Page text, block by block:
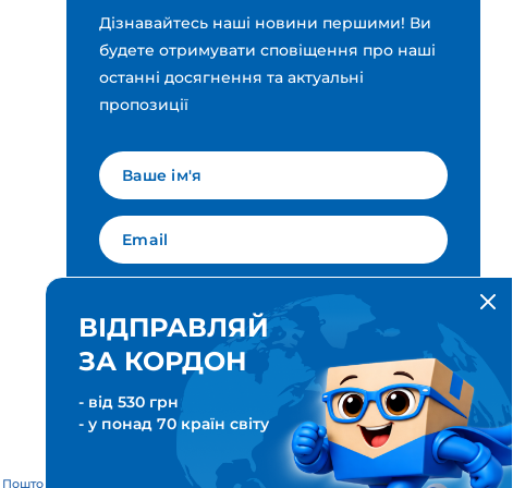
Дізнавайтесь наші новини першими! Ви
будете отримувати сповіщення про наші
останні досягнення та актуальні
пропозиції
Мова для вашої розсилки Українська
ПІДПИСАТИСЯ
Поштові & Транспортні послуги. Всі права захищені. Meest ПОШТА®
ВІДПРАВЛЯЙ
ЗА КОРДОН
- від 530 грн
- у понад 70 країн світу